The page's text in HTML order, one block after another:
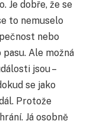
Je dobře, že se
to nemuselo
nebo
Ale možná
jsou –
se jako
Protože
Já osobně